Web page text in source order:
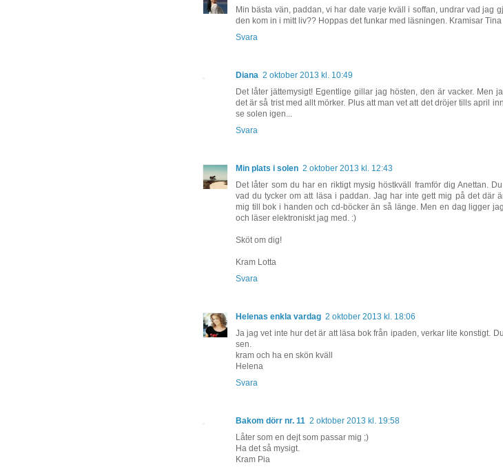
Min bästa vän, paddan, vi har date varje kväll i soffan, undrar vad jag
den kom in i mitt liv?? Hoppas det funkar med läsningen. Kramisar Tina
Svara
Diana 2 oktober 2013 kl. 10:49
Det låter jättemysigt! Egentlige gillar jag hösten, den är vacker. Men
det är så trist med allt mörker. Plus att man vet att det dröjer tills april
se solen igen...
Svara
Min plats i solen 2 oktober 2013 kl. 12:43
Det låter som du har en riktigt mysig höstkväll framför dig Anettan.
vad du tycker om att läsa i paddan. Jag har inte gett mig på det där
mig till bok i handen och cd-böcker än så länge. Men en dag ligger
och läser elektroniskt jag med. :)
Sköt om dig!
Kram Lotta
Svara
Helenas enkla vardag 2 oktober 2013 kl. 18:06
Ja jag vet inte hur det är att läsa bok från ipaden, verkar lite konstigt.
sen.
kram och ha en skön kväll
Helena
Svara
Bakom dörr nr. 11 2 oktober 2013 kl. 19:58
Låter som en dejt som passar mig ;)
Ha det så mysigt.
Kram Pia